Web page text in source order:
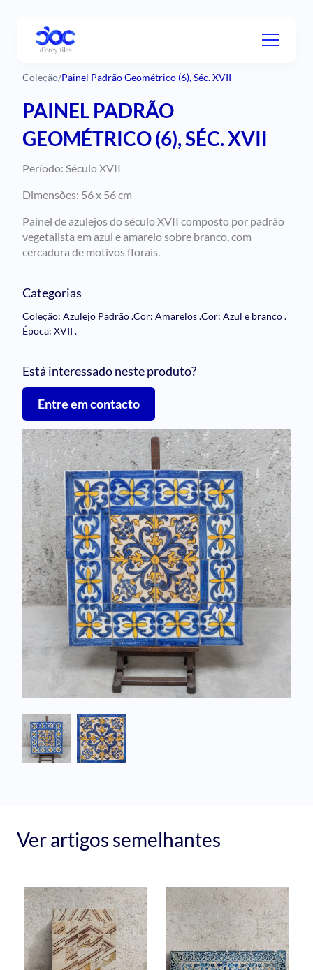
Coleção/Painel Padrão Geométrico (6), Séc. XVII
PAINEL PADRÃO
GEOMÉTRICO (6), SÉC. XVII
Período: Século XVII
Dimensões: 56 x 56 cm
Painel de azulejos do século XVII composto por padrão
vegetalista em azul e amarelo sobre branco, com
cercadura de motivos florais.
Categorias
Coleção: Azulejo Padrão.Cor: Amarelos.Cor: Azul e branco.
Época: XVII .
Está interessado neste produto?
Entre em contacto
Ver artigos semelhantes